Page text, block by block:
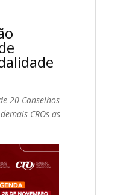
20 Conselhos
CROs as